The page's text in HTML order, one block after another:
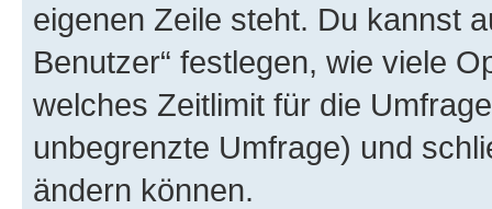
eigenen Zeile steht. Du kannst
Benutzer“ festlegen, wie viele
welches Zeitlimit für die
unbegrenzte Umfrage) und
ändern können.